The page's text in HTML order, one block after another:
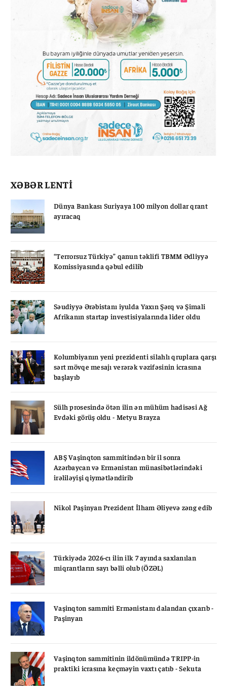
XƏBƏR LENTİ
Dünya Bankası Suriyaya 100 milyon dollar qrant
ayıracaq
“Terrorsuz Türkiyə” qanun təklifi TBMM Ədliyyə
Komissiyasında qəbul edilib
Səudiyyə Ərəbistanı iyulda Yaxın Şərq və Şimali
Afrikanın startap investisiyalarında lider oldu
Kolumbiyanın yeni prezidenti silahlı qruplara qarşı
sərt mövqe mesajı verərək vəzifəsinin icrasına
başlayıb
Sülh prosesində ötən ilin ən mühüm hadisəsi Ağ
Evdəki görüş oldu - Metyu Brayza
ABŞ Vaşinqton sammitindən bir il sonra
Azərbaycan və Ermənistan münasibətlərindəki
irəliləyişi qiymətləndirib
Nikol Paşinyan Prezident İlham Əliyevə zəng edib
Türkiyədə 2026-cı ilin ilk 7 ayında saxlanılan
miqrantların sayı bəlli olub (ÖZƏL)
Vaşinqton sammiti Ermənistanı dalandan çıxarıb -
Paşinyan
Vaşinqton sammitinin ildönümündə TRIPP-in
praktiki icrasına keçməyin vaxtı çatıb - Sekuta